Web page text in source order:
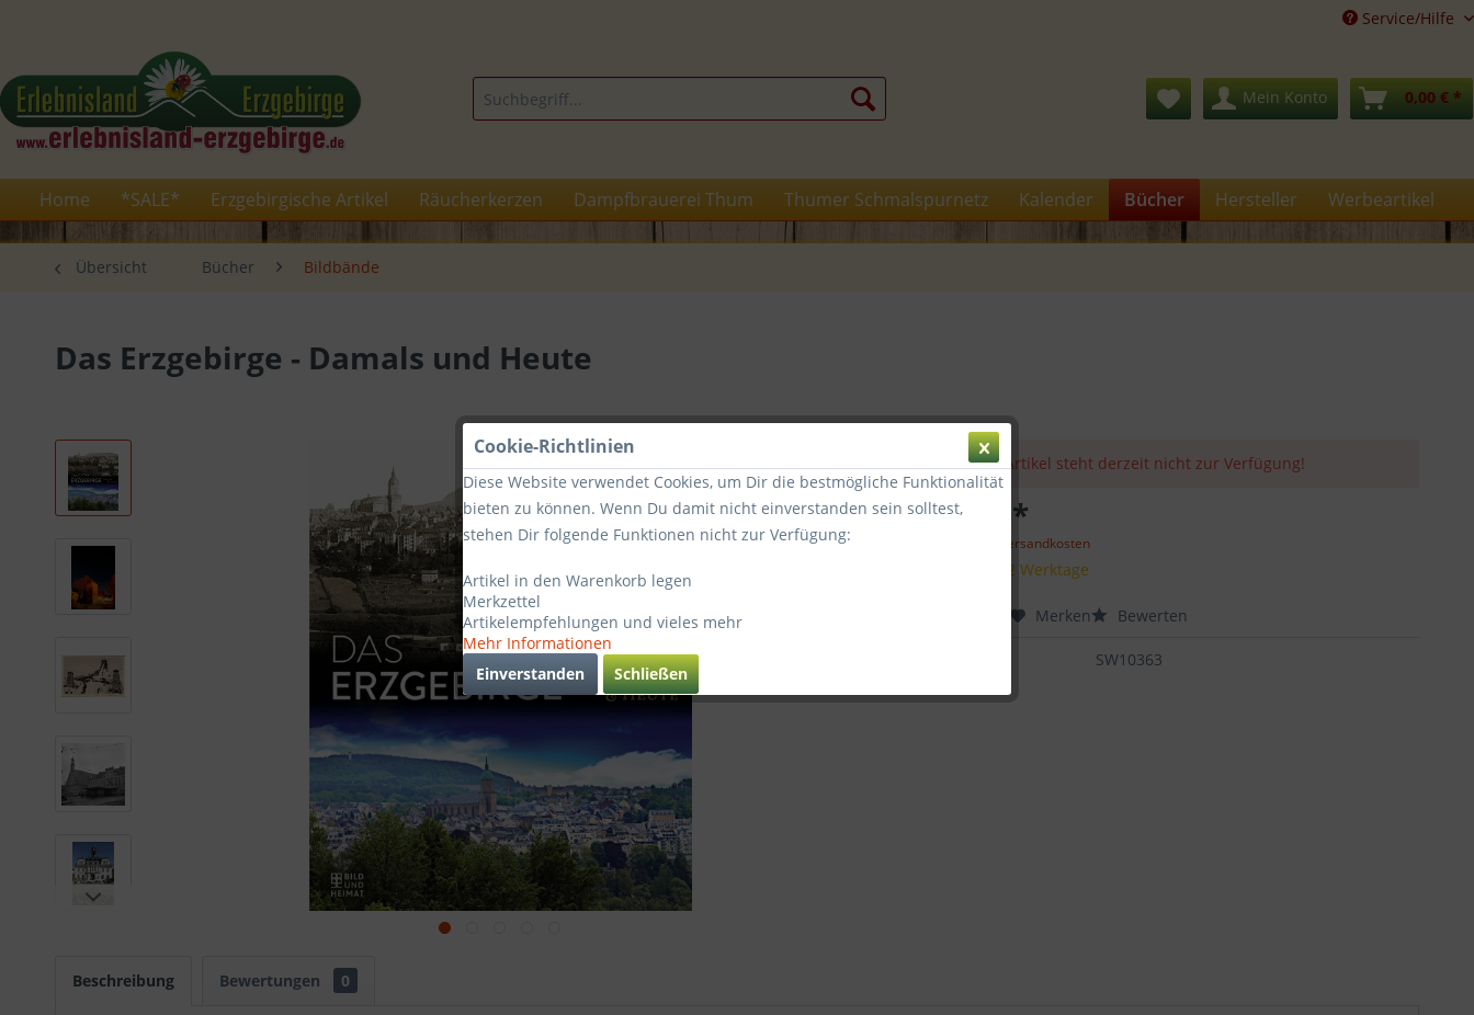
Service/Hilfe
Mein Konto 0,00 € *
Home *SALE* Erzgebirgische Artikel Räucherkerzen Dampfbrauerei Thum Thumer Schmalspurnetz Kalender Bücher Hersteller Werbeartikel
Übersicht Bücher Bildbände
Das Erzgebirge - Damals und Heute
Dieser Artikel steht derzeit nicht zur Verfügung!
17,95 € *
zzgl. Versandkosten
Lieferzeit 1-2 Werktage
Merken Bewerten
SW10363
Beschreibung Bewertungen 0
Cookie-Richtlinien
Diese Website verwendet Cookies, um Dir die bestmögliche Funktionalität
bieten zu können. Wenn Du damit nicht einverstanden sein solltest,
stehen Dir folgende Funktionen nicht zur Verfügung:
Artikel in den Warenkorb legen
Merkzettel
Artikelempfehlungen und vieles mehr
Mehr Informationen
Einverstanden
Schließen